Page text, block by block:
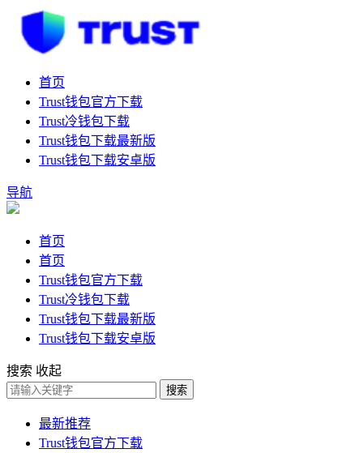
首页
Trust钱包官方下载
Trust冷钱包下载
Trust钱包下载最新版
Trust钱包下载安卓版
导航
首页
首页
Trust钱包官方下载
Trust冷钱包下载
Trust钱包下载最新版
Trust钱包下载安卓版
搜索 收起
搜索
最新推荐
Trust钱包官方下载